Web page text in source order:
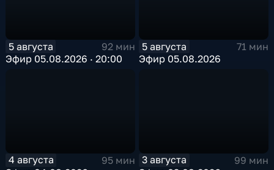
5 августа
92 мин
Эфир 05.08.2026 · 20:00
5 августа
71 мин
Эфир 05.08.2026
4 августа
95 мин
3 августа
99 мин